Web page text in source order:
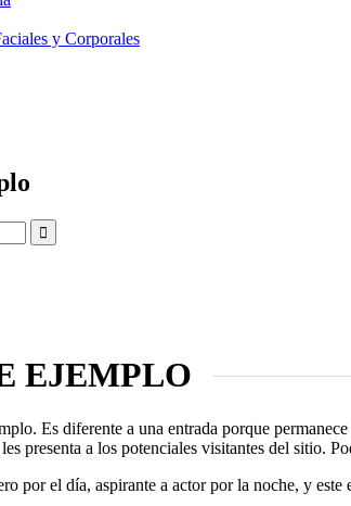
y Corporales
EJEMPLO
Es diferente a una entrada porque
presenta a los potenciales visitantes del sitio.
por el día, aspirante a actor por la noche, y